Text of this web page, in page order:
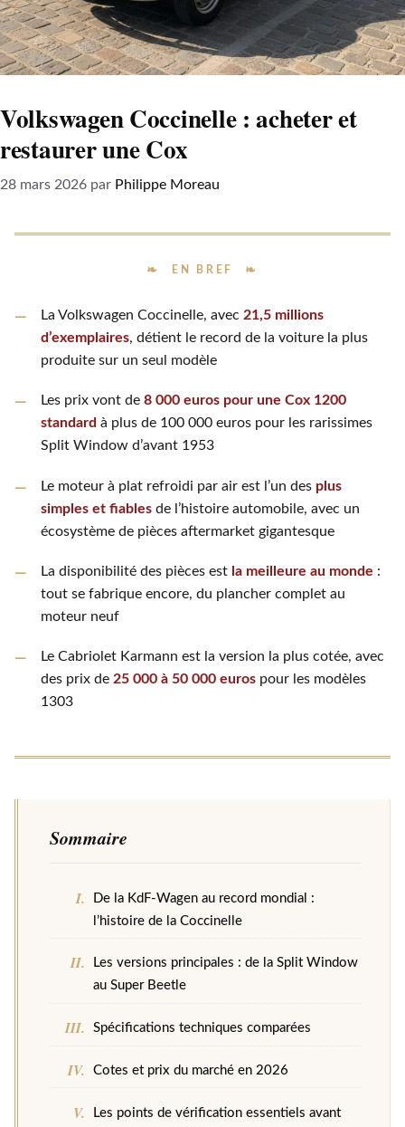
Volkswagen Coccinelle : acheter et
restaurer une Cox
28 mars 2026 par Philippe Moreau
EN BREF
La Volkswagen Coccinelle, avec 21,5 millions
d’exemplaires, détient le record de la voiture la plus
produite sur un seul modèle
Les prix vont de 8 000 euros pour une Cox 1200
standard à plus de 100 000 euros pour les rarissimes
Split Window d’avant 1953
Le moteur à plat refroidi par air est l’un des plus
simples et fiablesde l’histoire automobile, avec un
écosystème de pièces aftermarket gigantesque
La disponibilité des pièces est la meilleure au monde :
tout se fabrique encore, du plancher complet au
moteur neuf
Le Cabriolet Karmann est la version la plus cotée, avec
des prix de 25 000 à 50 000 eurospour les modèles
1303
Sommaire
De la KdF-Wagen au record mondial :
l’histoire de la Coccinelle
Les versions principales : de la Split Window
au Super Beetle
Spécifications techniques comparées
Cotes et prix du marché en 2026
Les points de vérification essentiels avant